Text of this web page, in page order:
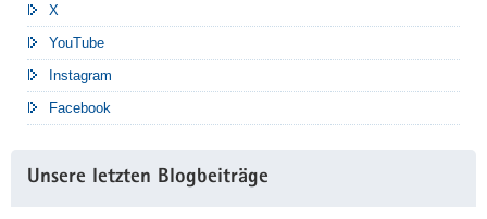
X
YouTube
Instagram
Facebook
Unsere letzten Blogbeiträge